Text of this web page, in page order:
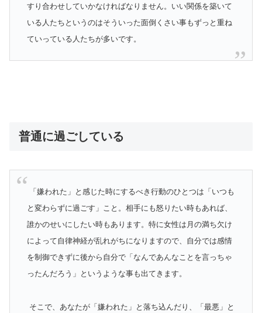
すり合わせしていかなければなりません。いい関係を築いて
いる人たちというのはそういった面倒くさい事もずっと重ね
ていっている人たちが多いです。
普通に過ごしている
「嫌われた」と感じた時にするべき行動のひとつは「いつも
と変わらずに過ごす」こと。相手にも怒りたい時もあれば、
誰かのせいにしたい時もあります。特に女性は月の満ち欠け
によって自律神経が乱れがちになりますので、自分では感情
を制御できずに後から自分で「なんであんなことを言っちゃ
ったんだろう」というような事も出てきます。
そこで、あなたが「嫌われた」と落ち込んだり、「最悪」と